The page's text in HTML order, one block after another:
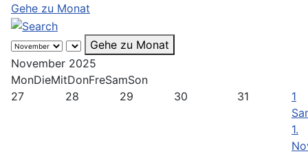
Gehe zu Monat
Gehe zu Monat
November 2025
MonDieMitDonFreSamSon
27
28 29 30 31
1
1.